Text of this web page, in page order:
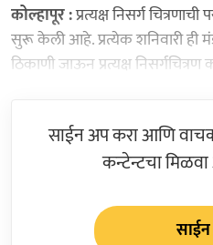
कोल्हापूर :प्रत्यक्ष निसर्ग
सुरू केली आहे. प्रत्येक शनिवारी ही
ठिकाणी जाऊन प्रत्यक्ष
साईन अप करा आणि
कन्टेन्टचा